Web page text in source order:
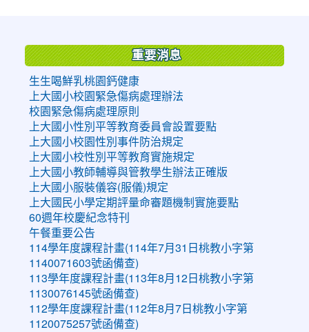
重要消息
生生喝鮮乳桃園鈣健康
上大國小校園緊急傷病處理辦法
校園緊急傷病處理原則
上大國小性別平等教育委員會設置要點
上大國小校園性別事件防治規定
上大國小校性別平等教育實施規定
上大國小教師輔導與管教學生辦法正確版
上大國小服裝儀容(服儀)規定
上大國民小學定期評量命審題機制實施要點
60週年校慶紀念特刊
午餐重要公告
114學年度課程計畫(114年7月31日桃教小字第
1140071603號函備查)
113學年度課程計畫(113年8月12日桃教小字第
1130076145號函備查)
112學年度課程計畫(112年8月7日桃教小字第
1120075257號函備查)